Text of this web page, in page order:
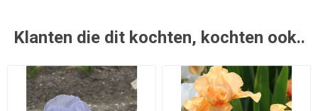
Klanten die dit kochten, kochten ook..